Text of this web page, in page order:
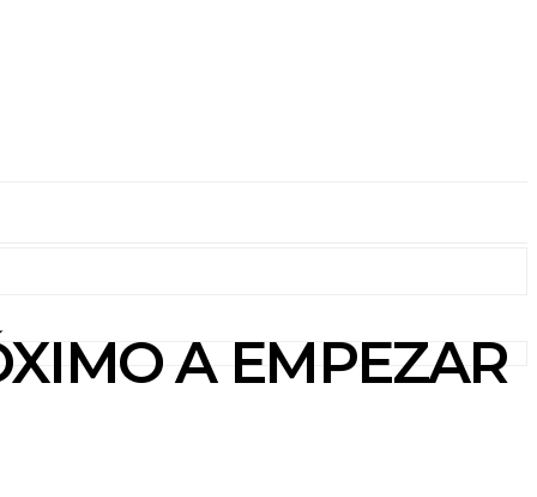
A EMPEZAR